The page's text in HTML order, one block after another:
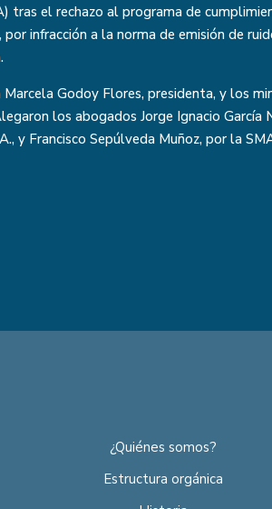
tras el rechazo al programa de
infracción a la norma de emisión de
Godoy Flores, presidenta, y los
los abogados Jorge Ignacio García
y Francisco Sepúlveda Muñoz, por la
¿Quiénes somos?
Estructura orgánica